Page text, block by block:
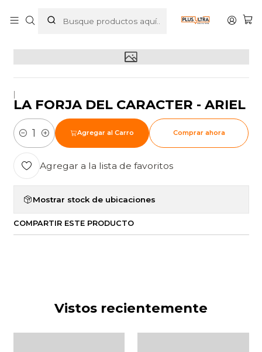
LA FORJA DEL CARACTER - ARIEL
LA FORJA DEL CARACTER - ARIEL
Cantidad
Agregar al Carro Comprar ahora
Agregar a la lista de favoritos
Mostrar stock de ubicaciones
COMPARTIR ESTE PRODUCTO
Vistos recientemente